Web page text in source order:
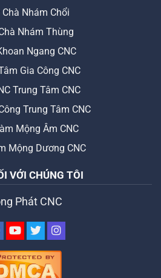
Chà Nhám Chổi
Nhám Thùng
Ngang CNC
Gia Công CNC
Trung Tâm CNC
Trung Tâm CNC
Mộng Âm CNC
Mộng Dương CNC
VỚI CHÚNG TÔI
Phát CNC